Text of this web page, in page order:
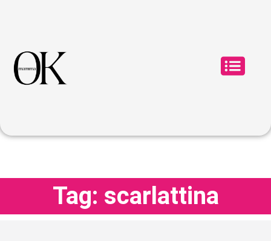
Tag: scarlattina